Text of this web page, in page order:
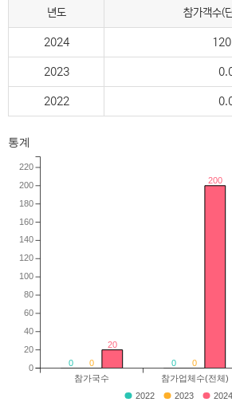
년도
참가객수(
2024
2023
2022
통계
0 0
0 0
20
200
참가국수 참가업체수(전체)
0
20
40
60
80
100
120
140
160
180
200
220
2022 2023 2024